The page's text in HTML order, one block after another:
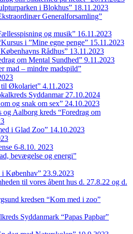
i Blokhus” 18.11.2023
Generalforsamling”
og musik” 16.11.2023
i ”Mine egne penge” 15.11.2023
Rådhus” 13.11.2023
om Mental Sundhed” 9.11.2023
mad – mindre madspild”
til Økolariet” 4.11.2023
Syddanmar 27.10.2024
og snak om sex” 24.10.2023
og Aalborg kreds “Foredrag om
i Glad Zoo” 14.10.2023
6-8.10. 2023
bevægelse og energi”
Københav” 23.9.2023
til vores åbent hus d. 27.8.22 og d.
kredsen “Kom med i zoo”
Syddanmark “Papas Papbar”